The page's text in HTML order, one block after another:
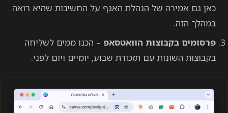
כאן גם אמירה של הנהלת האגף על החשיבות שהיא רואה
במהלך הזה.
פרסומים בקבוצות הוואטסאפ – הכנו ממים לשליחה
בקבוצות השונות עם תזכורת שבוע, יומיים ויום לפני.